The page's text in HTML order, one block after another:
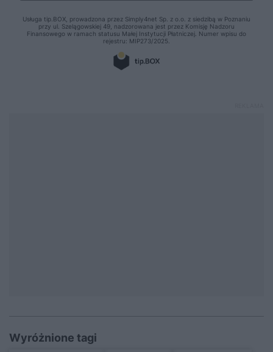
Wyróżnione tagi